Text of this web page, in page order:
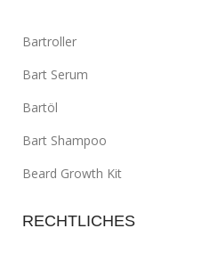
Bartroller
Bart Serum
Bartöl
Bart Shampoo
Beard Growth Kit
RECHTLICHES